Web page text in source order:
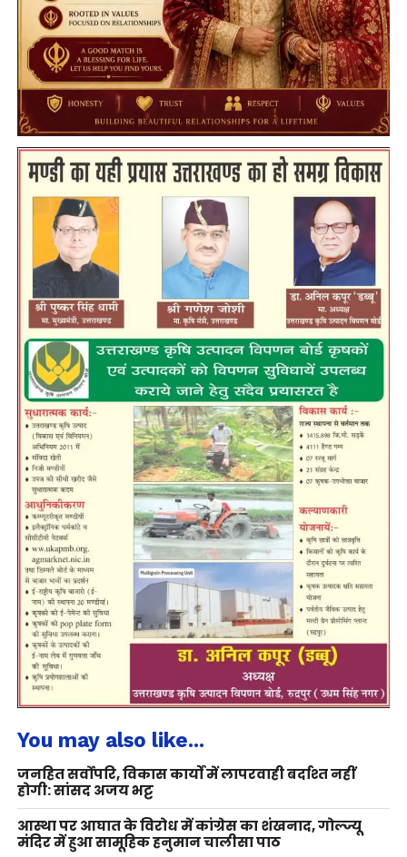
You may also like...
जनहित सर्वोपरि, विकास कार्यों में लापरवाही बर्दाश्त नहीं
होगी: सांसद अजय भट्ट
आस्था पर आघात के विरोध में कांग्रेस का शंखनाद, गोल्ज्यू
मंदिर में हुआ सामूहिक हनुमान चालीसा पाठ